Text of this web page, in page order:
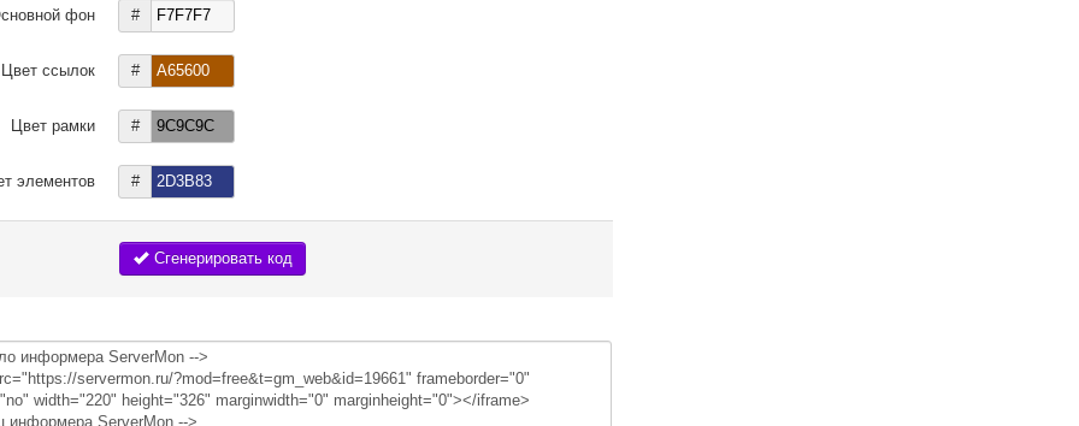
фон #
Цвет ссылок #
Цвет рамки #
элементов #
Сгенерировать код